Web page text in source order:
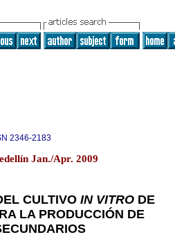
2346-2183
Jan./Apr. 2009
CULTIVO IN VITRO DE
LA PRODUCCIÓN DE